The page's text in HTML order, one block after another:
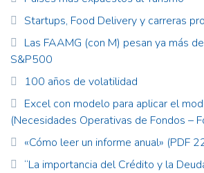
Startups, Food Delivery y carreras
Las FAAMG (con M) pesan ya más
S&P500
100 años de volatilidad
Excel con modelo para aplicar el
(Necesidades Operativas de Fondos –
«Cómo leer un informe anual» (PDF
“La importancia del Crédito y la